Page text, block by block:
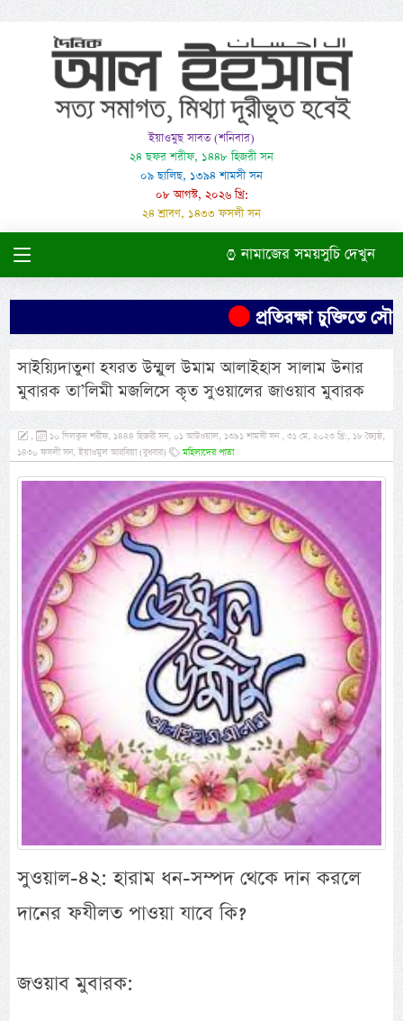
ইয়াওমুছ সাবত (শনিবার)
২৪ ছফর শরীফ, ১৪৪৮ হিজরী সন
০৯ ছালিছ, ১৩৯৪ শামসী সন
০৮ আগস্ট, ২০২৬ খ্রি:
২৪ শ্রাবণ, ১৪৩৩ ফসলী সন
নামাজের সময়সুচি দেখুন
প্রতিরক্ষা চুক্তিতে
সাইয়্যিদাতুনা হযরত উম্মুল উমাম আলাইহাস সালাম উনার
মুবারক তা’লিমী মজলিসে কৃত সুওয়ালের জাওয়াব মুবারক
,
১০ যিলক্বদ শরীফ, ১৪৪৪ হিজরী সন, ০১ আউওয়াল, ১৩৯১ শামসী সন , ৩১ মে, ২০২৩ খ্রি:, ১৮ জ্যৈষ্ঠ,
১৪৩০ ফসলী সন, ইয়াওমুল আরবিয়া (বুধবার)
মহিলাদের পাতা
সুওয়াল-৪২: হারাম ধন-সম্পদ থেকে দান করলে
দানের ফযীলত পাওয়া যাবে কি?
জওয়াব মুবারক: